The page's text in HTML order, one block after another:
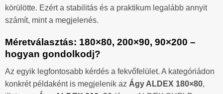
körülötte. Ezért a stabilitás és a praktikum legalább annyit
számít, mint a megjelenés.
Méretválasztás: 180×80, 200×90, 90×200 –
hogyan gondolkodj?
Az egyik legfontosabb kérdés a fekvőfelület. A kategóriádon
konkrét példaként is megjelenik az Ágy ALDEX 180×80,